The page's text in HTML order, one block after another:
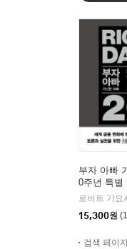
부자 아빠
0주년 특별
15,300원
검색 페이